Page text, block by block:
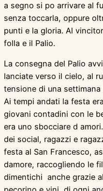
a segno si po arrivare al
senza toccarla, oppure
punti e la gloria. Al
folla e il Palio.
La consegna del Palio
lanciate verso il cielo, al
tensione di una
Ai tempi andati la festa
giovani contadini con le
era uno sbocciare d
dei social, ragazzi e
festa al San Francesco,
damore, raccogliendo le
dimentichi  anche grazie